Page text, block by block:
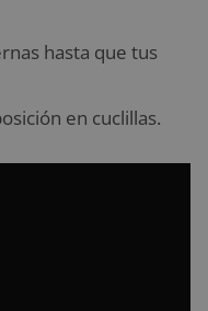
hasta que tus
en cuclillas.